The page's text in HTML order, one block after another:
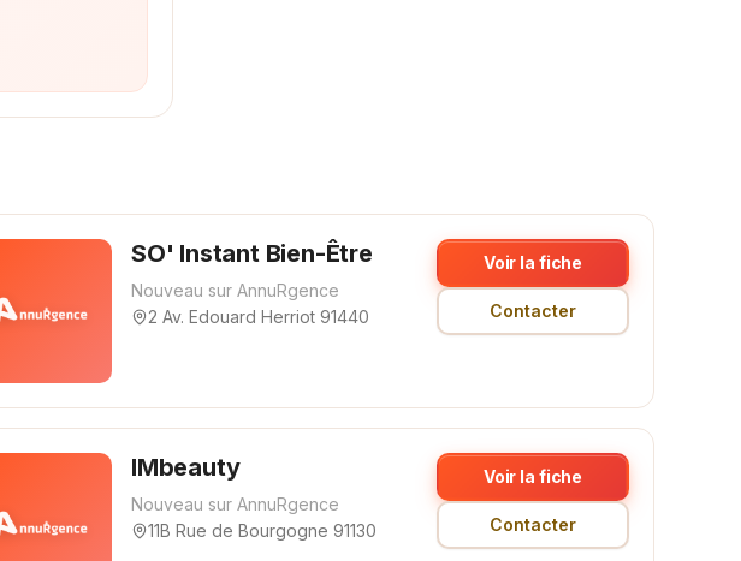
SO' Instant Bien-Être
Nouveau sur AnnuRgence
2 Av. Edouard Herriot 91440
Voir la fiche
Contacter
IMbeauty
Nouveau sur AnnuRgence
11B Rue de Bourgogne 91130
Voir la fiche
Contacter